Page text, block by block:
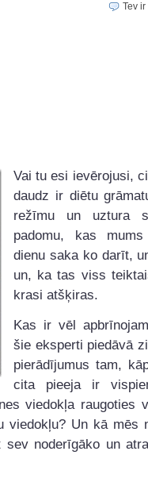
Tev ir
Vai tu esi ievērojusi,
daudz ir diētu
režīmu un uztura
padomu, kas
dienu saka ko darīt,
un, ka tas viss
krasi atšķiras.
Kas ir vēl
šie eksperti piedāvā
pierādījumus tam,
cita pieeja ir
viedokļa raugoties
viedokļu? Un kā mēs
noderīgāko un